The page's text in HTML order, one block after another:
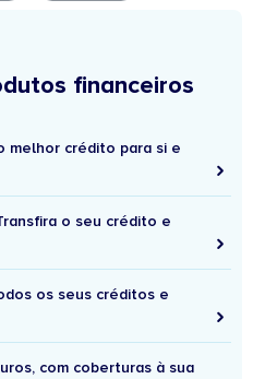
financeiros
melhor crédito para si e
o seu crédito e
os seus créditos e
com coberturas à sua